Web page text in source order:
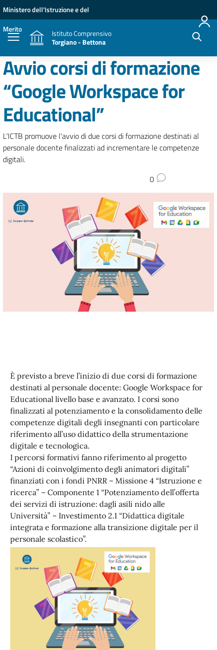
Vai ai contenuti
Vai al menu di navigazione
Vai al footer
Ministero dell'Istruzione e del
Merito
Istituto Comprensivo
Torgiano - Bettona
Avvio corsi di formazione
“Google Workspace for
Educational”
L'ICTB promuove l'avvio di due corsi di formazione destinati al
personale docente finalizzati ad incrementare le competenze
digitali.
0
È previsto a breve l’inizio di due corsi di formazione
destinati al personale docente: Google Workspace for
Educational livello base e avanzato. I corsi sono
finalizzati al potenziamento e la consolidamento delle
competenze digitali degli insegnanti con particolare
riferimento all’uso didattico della strumentazione
digitale e tecnologica.
I percorsi formativi fanno riferimento al progetto
“Azioni di coinvolgimento degli animatori digitali”
finanziati con i fondi PNRR – Missione 4 “Istruzione e
ricerca” – Componente 1 “Potenziamento dell’offerta
dei servizi di istruzione: dagli asili nido alle
Università” – Investimento 2.1 “Didattica digitale
integrata e formazione alla transizione digitale per il
personale scolastico”.